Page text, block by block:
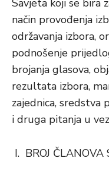
Savjeta koji se bira
način provođenja
održavanja izbora,
podnošenje
brojanja glasova,
rezultata izbora,
zajednica, sredstva
i druga pitanja u
BROJ ČLANOVA